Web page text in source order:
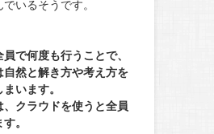
いるそうです。
で何度も行うことで、
自然と解き方や考え方を
います。
、クラウドを使うと全員
。